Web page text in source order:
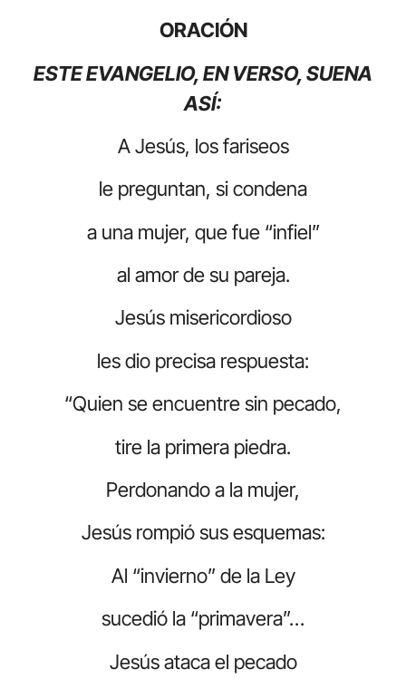
ORACIÓN
ESTE EVANGELIO, EN VERSO, SUENA
ASÍ:
A Jesús, los fariseos
le preguntan, si condena
a una mujer, que fue “infiel”
al amor de su pareja.
Jesús misericordioso
les dio precisa respuesta:
“Quien se encuentre sin pecado,
tire la primera piedra.
Perdonando a la mujer,
Jesús rompió sus esquemas:
Al “invierno” de la Ley
sucedió la “primavera”…
Jesús ataca el pecado